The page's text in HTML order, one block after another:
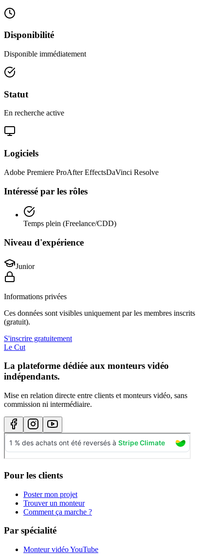
Disponibilité
Disponible immédiatement
Statut
En recherche active
Logiciels
Adobe Premiere ProAfter EffectsDaVinci Resolve
Intéressé par les rôles
Temps plein (Freelance/CDD)
Niveau d'expérience
Junior
Informations privées
Ces données sont visibles uniquement par les membres inscrits
(gratuit).
S'inscrire gratuitement
Le Cut
La plateforme dédiée aux monteurs vidéo
indépendants.
Mise en relation directe entre clients et monteurs vidéo, sans
commission ni intermédiaire.
Pour les clients
Poster mon projet
Trouver un monteur
Comment ça marche ?
Par spécialité
Monteur vidéo YouTube